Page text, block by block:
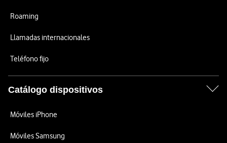
Roaming
Llamadas internacionales
Teléfono fijo
Catálogo dispositivos
Móviles iPhone
Móviles Samsung